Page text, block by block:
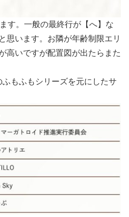
す。一般の最終行が【へ】な
思います。お隣が年齢制限エリ
高いですが配置図が出たらまた
ふもふもシリーズを元にしたサ